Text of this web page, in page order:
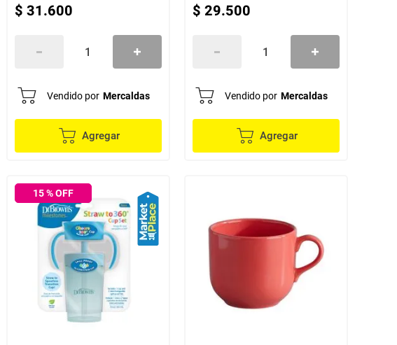
$ 31.600
Vendido por Mercaldas
Agregar
$ 29.500
Vendido por Mercaldas
Agregar
15% OFF